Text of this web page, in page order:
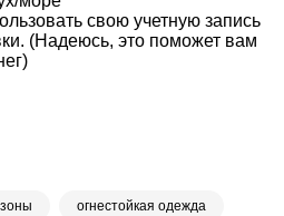
свою учетную запись
(Надеюсь, это поможет вам
огнестойкая одежда